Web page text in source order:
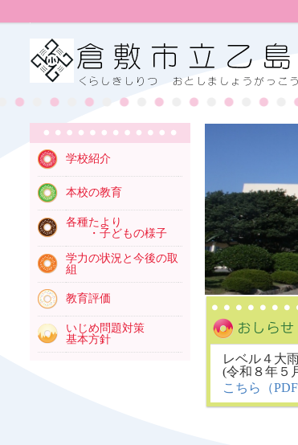
学校紹介
本校の教育
各種たより
・子どもの様子
学力の状況と今後の取
組
教育評価
いじめ問題対策
基本方針
レベル４大
(令和８年５
こちら（